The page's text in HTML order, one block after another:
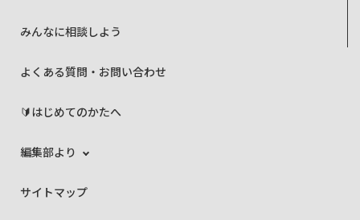
みんなに相談しよう
よくある質問・お問い合わせ
🔰はじめてのかたへ
編集部より
サイトマップ